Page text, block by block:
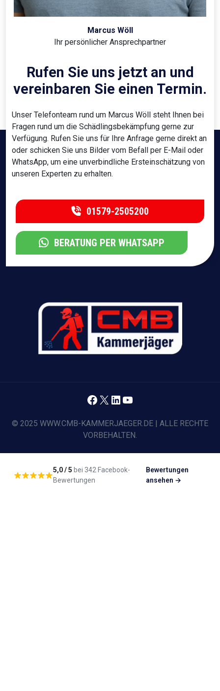
Marcus Wöll
Ihr persönlicher Ansprechpartner
Rufen Sie uns jetzt an und
vereinbaren Sie einen Termin.
Unser Telefonteam rund um Marcus Wöll steht Ihnen bei
Fragen rund um die Schädlingsbekämpfung gerne zur
Verfügung. Rufen Sie uns für Ihre Anfrage gerne direkt an
oder schicken Sie uns Bilder vom Befall per E-Mail oder
WhatsApp, um eine unverbindliche Ersteinschätzung von
unseren Experten zu erhalten.
01579-2505200
BERATUNG PER WHATSAPP
© 2025 WWW.CMB-KAMMERJAEGER.DE | ALLE RECHTE
VORBEHALTEN.
Facebook
X LinkedIn
YouTube
5,0 / 5 bei 342 Facebook-
Bewertungen
Bewertungen
ansehen →